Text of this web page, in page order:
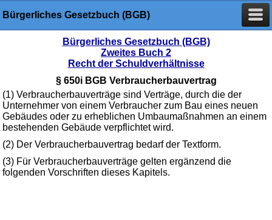
Bürgerliches Gesetzbuch (BGB)
Bürgerliches Gesetzbuch (BGB)
Zweites Buch 2
Recht der Schuldverhältnisse
§ 650i BGB Verbraucherbauvertrag
(1) Verbraucherbauverträge sind Verträge, durch die der
Unternehmer von einem Verbraucher zum Bau eines neuen
Gebäudes oder zu erheblichen Umbaumaßnahmen an einem
bestehenden Gebäude verpflichtet wird.
(2) Der Verbraucherbauvertrag bedarf der Textform.
(3) Für Verbraucherbauverträge gelten ergänzend die
folgenden Vorschriften dieses Kapitels.